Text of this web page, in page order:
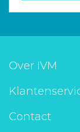
Over IVM
Contact